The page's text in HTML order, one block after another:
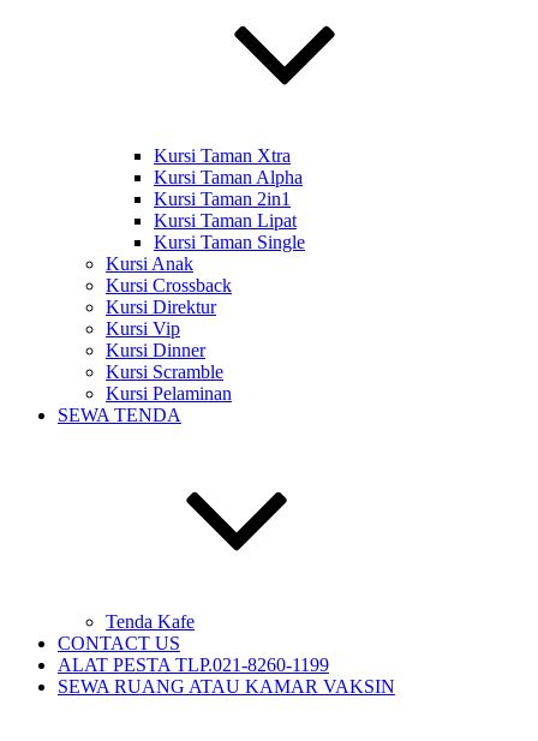
Kursi Taman Xtra
Kursi Taman Alpha
Kursi Taman 2in1
Kursi Taman Lipat
Kursi Taman Single
Kursi Anak
Kursi Crossback
Kursi Direktur
Kursi Vip
Kursi Dinner
Kursi Scramble
Kursi Pelaminan
SEWA TENDA
Tenda Kafe
CONTACT US
ALAT PESTA TLP.021-8260-1199
SEWA RUANG ATAU KAMAR VAKSIN